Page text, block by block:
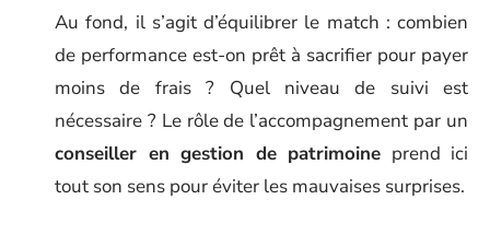
Au fond, il s’agit d’équilibrer le match : combien
de performance est-on prêt à sacrifier pour payer
moins de frais ? Quel niveau de suivi est
nécessaire ? Le rôle de l’accompagnement par un
conseiller en gestion de patrimoine prend ici
tout son sens pour éviter les mauvaises surprises.